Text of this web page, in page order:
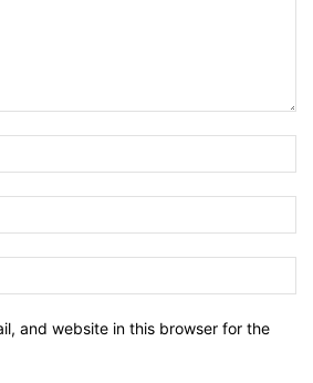
and website in this browser for the